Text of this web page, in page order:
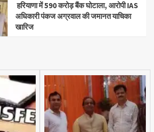
हरियाणा में 590 करोड़ बैंक घोटाला, आरोपी IAS
अधिकारी पंकज अग्रवाल की जमानत याचिका
खारिज